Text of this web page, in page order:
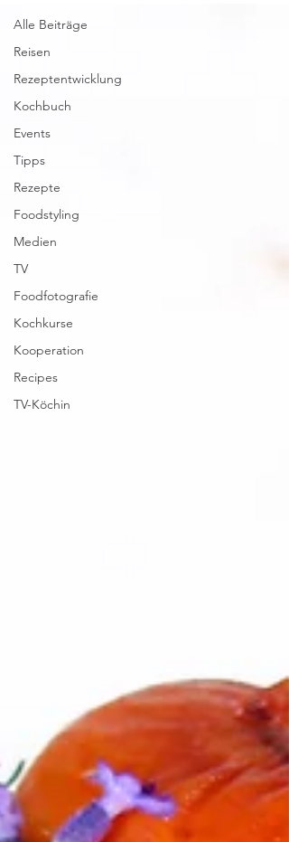
Alle Beiträge
Reisen
Rezeptentwicklung
Kochbuch
Events
Tipps
Rezepte
Foodstyling
Medien
TV
Foodfotografie
Kochkurse
Kooperation
Recipes
TV-Köchin